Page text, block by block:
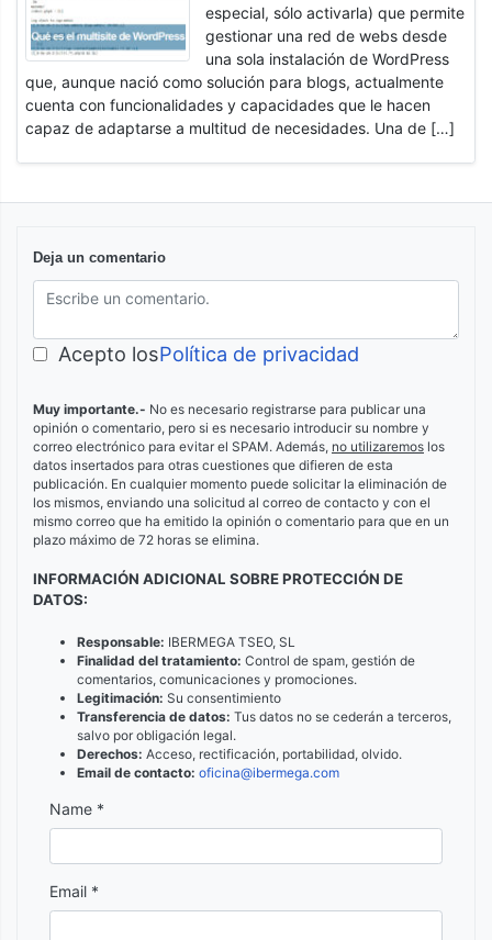
especial, sólo activarla) que permite
gestionar una red de webs desde
una sola instalación de WordPress
que, aunque nació como solución para blogs, actualmente
cuenta con funcionalidades y capacidades que le hacen
capaz de adaptarse a multitud de necesidades. Una de […]
Deja un comentario
Acepto losPolítica de privacidad
Muy importante.- No es necesario registrarse para publicar una
opinión o comentario, pero si es necesario introducir su nombre y
correo electrónico para evitar el SPAM. Además, no utilizaremos los
datos insertados para otras cuestiones que difieren de esta
publicación. En cualquier momento puede solicitar la eliminación de
los mismos, enviando una solicitud al correo de contacto y con el
mismo correo que ha emitido la opinión o comentario para que en un
plazo máximo de 72 horas se elimina.
INFORMACIÓN ADICIONAL SOBRE PROTECCIÓN DE
DATOS:
Responsable: IBERMEGA TSEO, SL
Finalidad del tratamiento: Control de spam, gestión de
comentarios, comunicaciones y promociones.
Legitimación: Su consentimiento
Transferencia de datos: Tus datos no se cederán a terceros,
salvo por obligación legal.
Derechos: Acceso, rectificación, portabilidad, olvido.
Email de contacto: oficina@ibermega.com
Name *
Email *